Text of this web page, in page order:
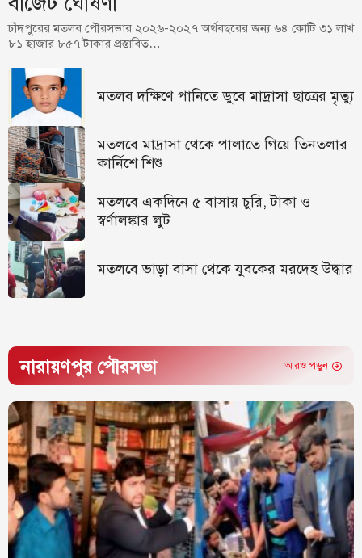
চাঁদপুরের মতলব পৌরসভার ২০২৬-২০২৭ অর্থবছরের জন্য ৬৪ কোটি ৩১ লাখ
৮১ হাজার ৮৫৭ টাকার প্রস্তাবিত…
মতলব দক্ষিণে পানিতে ডুবে মাদ্রাসা ছাত্রের মৃত্যু
মতলবে মাদ্রাসা থেকে পালাতে গিয়ে তিনতলার
কার্নিশে শিশু
মতলবে একদিনে ৫ বাসায় চুরি, টাকা ও
স্বর্ণালঙ্কার লুট
মতলবে ভাড়া বাসা থেকে যুবকের মরদেহ উদ্ধার
নারায়ণপুর পৌরসভা আরও পড়ুন